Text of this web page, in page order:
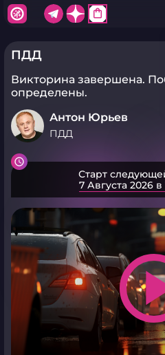
shopping_bag
ПДД
Викторина завершена.
определены.
Антон Юрьев
ПДД
Старт
7 Августа 2026